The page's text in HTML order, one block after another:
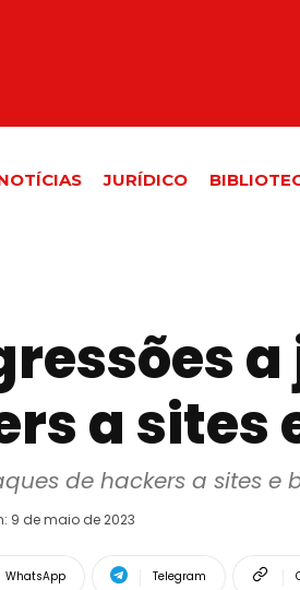
JURÍDICO
a sites
de hackers a sites e
9 de maio de 2023
WhatsApp Telegram